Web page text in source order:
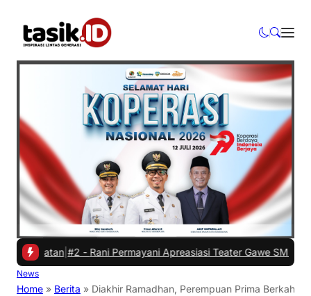
|#2 -Rani Permayani Apreasiasi Teater Gawe SMKN 3
News
Home » Berita » Diakhir Ramadhan, Perempuan Prima Berkah